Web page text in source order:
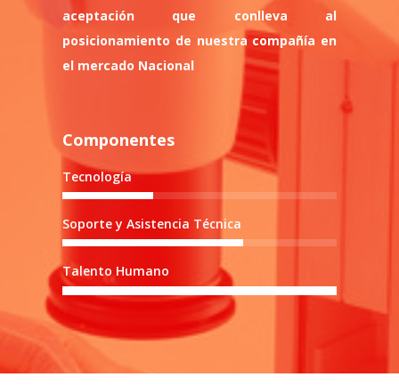
aceptación que conlleva al
posicionamiento de nuestra compañía en
el mercado Nacional
Componentes
Tecnología
Soporte y Asistencia Técnica
Talento Humano